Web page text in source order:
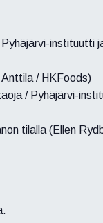
instituutti
/ HKFoods)
/ Pyhäjärvi-
tilalla (Ellen